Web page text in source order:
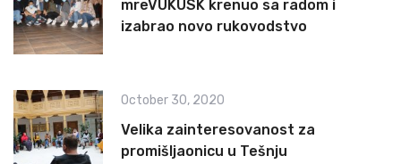
mreVUKUSK krenuo sa radom i
izabrao novo rukovodstvo
October 30, 2020
Velika zainteresovanost za
promišljaonicu u Tešnju